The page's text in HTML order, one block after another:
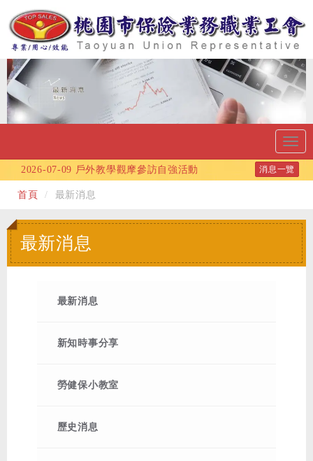
2026-07-09 戶外教學觀摩參訪自強活動
2026-06-10115年端午節連假公告
武陵深秋賞楓2天1夜度假之旅!!
2026-05-13會員福利：115/06/06 (六)自行車
2026-04-28115年五一勞動節連假公告
2026-02-23115年228和平紀念日連假公告
2026-01-16【115年度自強旅遊活動】阿里山
2025-12-23115年健保署覈實113年健保投保身
消息一覽
首頁 最新消息
最新消息
最新消息
新知時事分享
勞健保小教室
歷史消息